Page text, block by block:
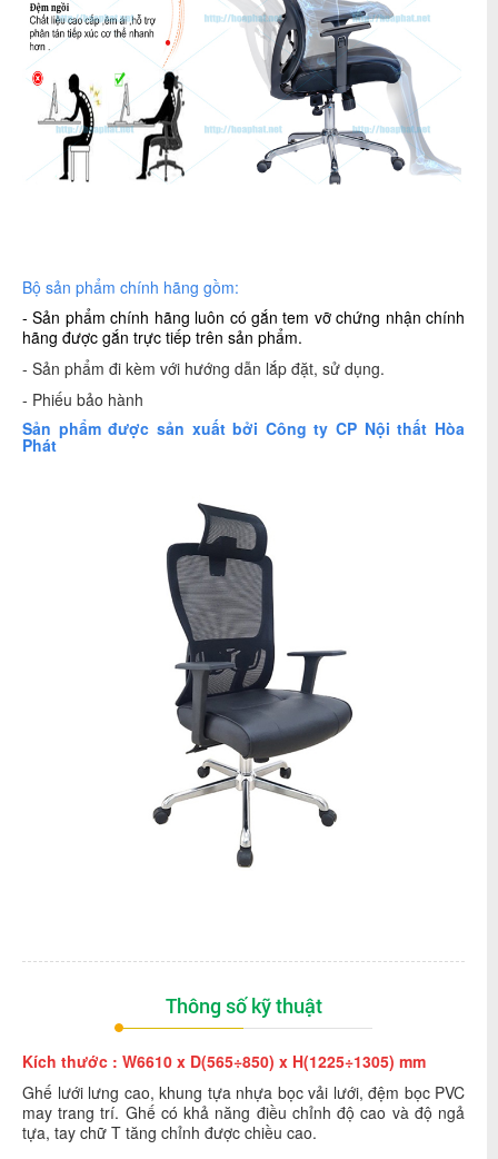
Bộ sản phẩm chính hãng gồm:
- Sản phẩm chính hãng luôn có gắn tem vỡ chứng nhận chính
hãng được gắn trực tiếp trên sản phẩm.
- Sản phẩm đi kèm với hướng dẫn lắp đặt, sử dụng.
- Phiếu bảo hành
Sản phẩm được sản xuất bởi Công ty CP Nội thất Hòa
Phát
Thông số kỹ thuật
Kích thước : W6610 x D(565÷850) x H(1225÷1305) mm
Ghế lưới lưng cao, khung tựa nhựa bọc vải lưới, đệm bọc PVC
may trang trí. Ghế có khả năng điều chỉnh độ cao và độ ngả
tựa, tay chữ T tăng chỉnh được chiều cao.